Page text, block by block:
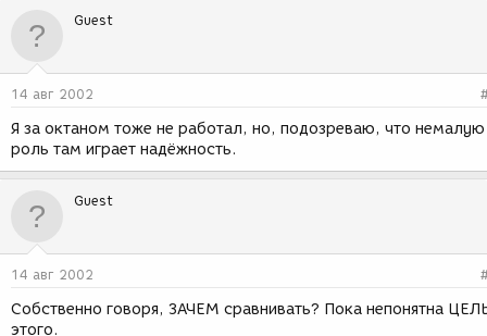
Guest
14 авг 2002
Я за октаном тоже не работал, но, подозреваю, что немалую
роль там играет надёжность.
Guest
14 авг 2002
Собственно говоря, ЗАЧЕМ сравнивать? Пока непонятна
этого.